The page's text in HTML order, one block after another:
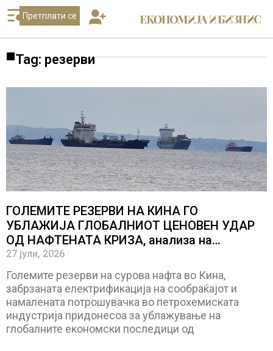
Претплати се
Tag: резерви
ГОЛЕМИТЕ РЕЗЕРВИ НА КИНА ГО
УБЛАЖИЈА ГЛОБАЛНИОТ ЦЕНОВЕН УДАР
ОД НАФТЕНАТА КРИЗА, анализа на
економистите на ЕЦБ
27 јули, 2026
Големите резерви на сурова нафта во Кина,
забрзаната електрификација на сообраќајот и
намалената потрошувачка во петрохемиската
индустрија придонесоа за ублажување на
глобалните економски последици од